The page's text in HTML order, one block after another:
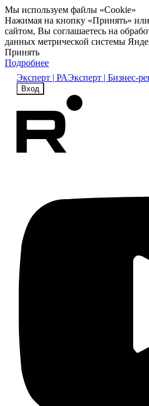
Мы используем файлы «Cookie»
Нажимая на кнопку «Принять» или
сайтом, Вы соглашаетесь на
данных метрической системы
Принять
Подробнее
Эксперт | РАЭксперт | Бизнес-
Вход